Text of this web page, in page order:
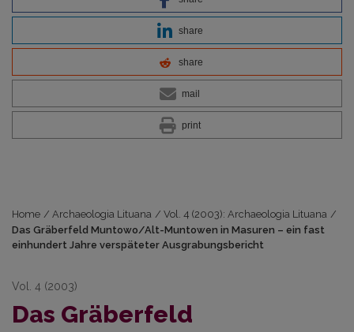
share
share
mail
print
Home / Archaeologia Lituana / Vol. 4 (2003): Archaeologia Lituana /
Das Gräberfeld Muntowo/Alt-Muntowen in Masuren – ein fast
einhundert Jahre verspäteter Ausgrabungsbericht
Vol. 4 (2003)
Das Gräberfeld